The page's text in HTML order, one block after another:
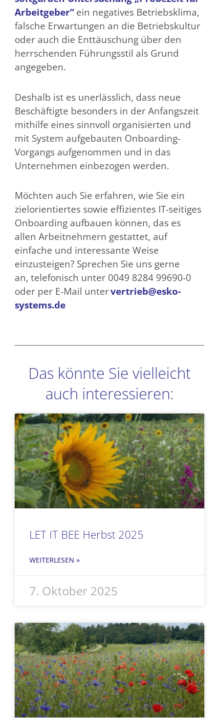
Arbeitgeber“ein negatives Betriebsklima,
falsche Erwartungen an die Betriebskultur
oder auch die Enttäuschung über den
herrschenden Führungsstil als Grund
angegeben.
Deshalb ist es unerlässlich, dass neue
Beschäftigte besonders in der Anfangszeit
mithilfe eines sinnvoll organisierten und
mit System aufgebauten Onboarding-
Vorgangs aufgenommen und in das
Unternehmen einbezogen werden.
Möchten auch Sie erfahren, wie Sie ein
zielorientiertes sowie effizientes IT-seitiges
Onboarding aufbauen können, das es
allen Arbeitnehmern gestattet, auf
einfache und interessante Weise
einzusteigen? Sprechen Sie uns gerne
an, telefonisch unter 0049 8284 99690-0
oder per E-Mail untervertrieb@esko-
systems.de
Das könnte Sie vielleicht
auch interessieren:
LET IT BEE Herbst 2025
WEITERLESEN »
7. Oktober 2025
SeiteSeiteSeiteSeite Seite